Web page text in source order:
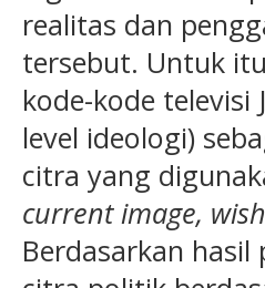
realitas dan
tersebut. Untuk
kode-kode televisi
level ideologi)
citra yang
current image,
Berdasarkan